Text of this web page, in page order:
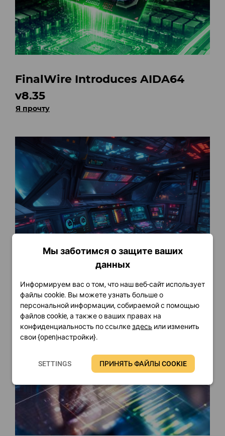
FinalWire Introduces AIDA64
v8.35
Я прочту
Я прочту
Мы заботимся о защите ваших
данных
Информируем вас о том, что наш веб-сайт использует
файлы cookie. Вы можете узнать больше о
персональной информации, собираемой с помощью
файлов cookie, а также о ваших правах на
конфиденциальность по ссылкездесь или изменить
свои {open|настройки}.
SETTINGS ПРИНЯТЬ ФАЙЛЫ COOKIE